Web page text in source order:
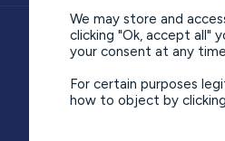
Mentions légales
We may store and
clicking "Ok, accept all"
your consent at any
For certain purposes
how to object by